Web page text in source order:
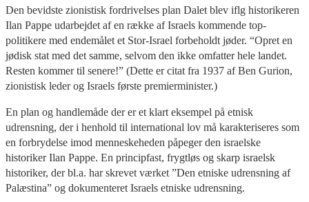
Den bevidste zionistisk fordrivelses plan Dalet blev iflg historikeren
Ilan Pappe udarbejdet af en række af Israels kommende top-
politikere med endemålet et Stor-Israel forbeholdt jøder. “Opret en
jødisk stat med det samme, selvom den ikke omfatter hele landet.
Resten kommer til senere!” (Dette er citat fra 1937 af Ben Gurion,
zionistisk leder og Israels første premierminister.)
En plan og handlemåde der er et klart eksempel på etnisk
udrensning, der i henhold til international lov må karakteriseres som
en forbrydelse imod menneskeheden påpeger den israelske
historiker Ilan Pappe. En principfast, frygtløs og skarp israelsk
historiker, der bl.a. har skrevet værket ”Den etniske udrensning af
Palæstina” og dokumenteret Israels etniske udrensning.